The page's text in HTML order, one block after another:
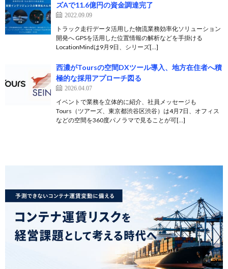
ズAで11.6億円の資金調達完了
2022.09.09
トラック走行データ活用した物流業務効率化ソリューション
開発へ GPSを活用した位置情報の解析などを手掛ける
LocationMindは9月9日、シリーズ[…]
西濃がToursの空間DXツール導入、地方在住者へ積
極的な採用アプローチ図る
2026.04.07
イベントで業務を立体的に紹介、社員メッセージも
Tours（ツアーズ、東京都渋谷区渋谷）は4月7日、オフィス
などの空間を360度パノラマで見ることが可[…]